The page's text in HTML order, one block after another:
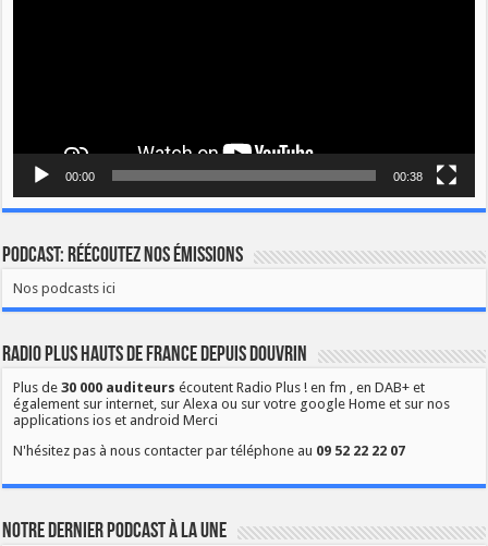
00:00 00:38
Podcast: Réécoutez nos émissions
Nos podcasts ici
Radio Plus Hauts de France depuis Douvrin
Plus de30 000 auditeurs écoutent Radio Plus ! en fm , en DAB+ et
également sur internet, sur Alexa ou sur votre google Home et sur nos
applications ios et android Merci
N'hésitez pas à nous contacter par téléphone au 09 52 22 22 07
Notre dernier podcast à la une